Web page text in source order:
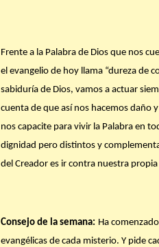
Frente a la Palabra de Dios que nos
el evangelio de hoy llama “dureza de
sabiduría de Dios, vamos a actuar
cuenta de que así nos hacemos daño
nos capacite para vivir la Palabra en
dignidad pero distintos y
del Creador es ir contra nuestra
Consejo de la semana: Ha
evangélicas de cada misterio. Y pide